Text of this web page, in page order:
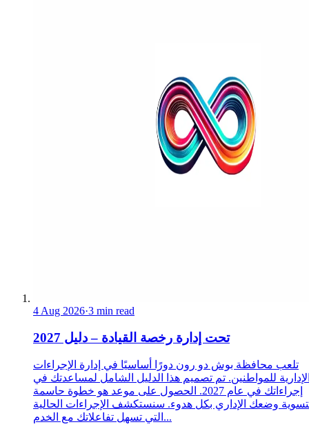
4 Aug 2026·3 min read
تحت إدارة رخصة القيادة – دليل 2027
تلعب محافظة بوش دو رون دورًا أساسيًا في إدارة الإجراءات
للمواطنين. تم تصميم هذا الدليل الشامل لمساعدتك في
إجراءاتك في عام 2027. الحصول على موعد هو خطوة حاسمة
وضعك الإداري بكل هدوء. سنستكشف الإجراءات الحالية
التي تسهل تفاعلاتك مع الخدم...